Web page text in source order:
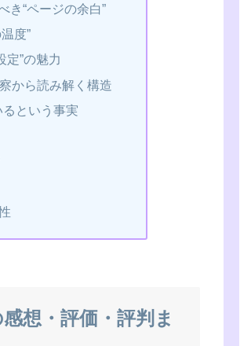
き“ページの余白”
度”
定”の魅力
から読み解く構造
るという事実
想・評価・評判ま